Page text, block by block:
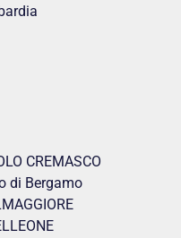
CREMASCO
di Bergamo